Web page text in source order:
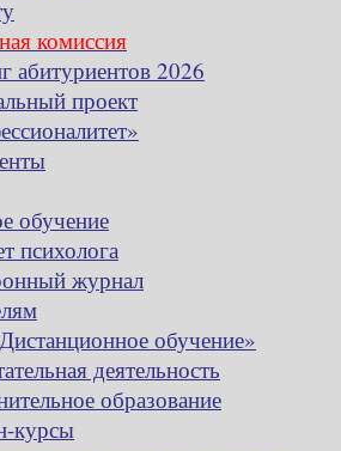
комиссия
абитуриентов 2026
проект
обучение
психолога
журнал
обучение»
деятельность
образование
курсы